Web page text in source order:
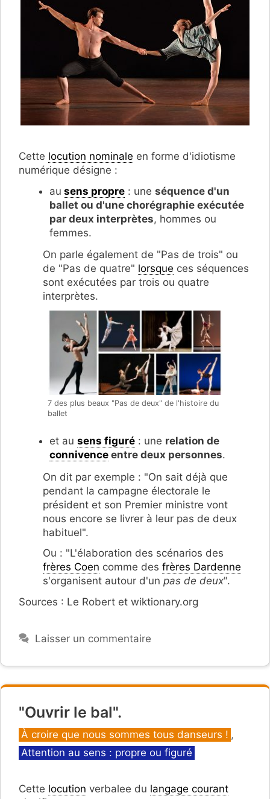
Cette locution nominale en forme d'idiotisme
numérique désigne :
au sens propre : une séquence d'un
ballet ou d'une chorégraphie exécutée
par deux interprètes, hommes ou
femmes.
On parle également de "Pas de trois" ou
de "Pas de quatre" lorsque ces séquences
sont exécutées par trois ou quatre
interprètes.
7 des plus beaux "Pas de deux" de l'histoire du
ballet
et au sens figuré : une relation de
connivence entre deux personnes.
On dit par exemple : "On sait déjà que
pendant la campagne électorale le
président et son Premier ministre vont
nous encore se livrer à leur pas de deux
habituel".
Ou : "L'élaboration des scénarios des
frères Coen comme des frères Dardenne
s'organisent autour d'un pas de deux".
Sources : Le Robert et wiktionary.org
Laisser un commentaire
"Ouvrir le bal".
Catégories
À croire que nous sommes tous danseurs ! ,
Attention au sens : propre ou figuré
Cette locution verbalee du langage courant